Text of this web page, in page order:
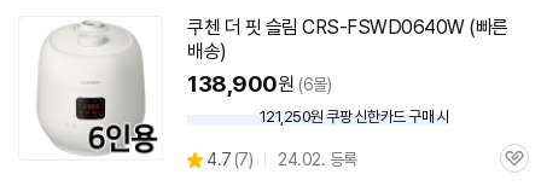
쿠첸 더 핏 슬림 CRS-FSWD0640W (빠른
배송)
138,900원 (6몰)
할
121,250원 쿠팡 신한카드 구매 시
별
4.7 (상
7) 24.02. 등록
관